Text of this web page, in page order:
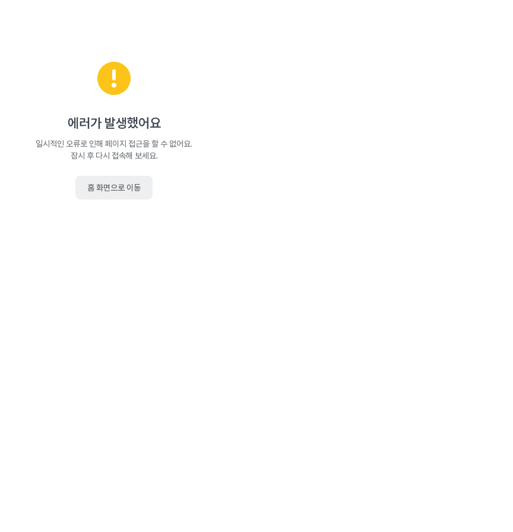
에러가 발생했어요
일시적인 오류로 인해 페이지 접근을 할 수 없어요.
잠시 후 다시 접속해 보세요.
홈 화면으로 이동